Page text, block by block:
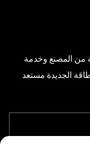
من المصنع وخدمة
الجديدة مستعد